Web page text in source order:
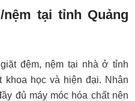
tại tỉnh Quảng
đệm, nệm tại nhà ở tỉnh
khoa học và hiện đại. Nhân
đủ máy móc hóa chất nên